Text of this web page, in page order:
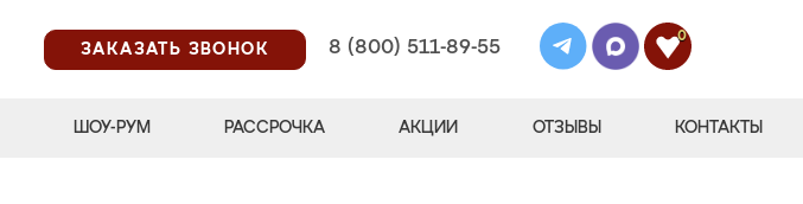
ЗАКАЗАТЬ ЗВОНОК
8 (800) 511-89-55
0
ШОУ-РУМ РАССРОЧКА АКЦИИ ОТЗЫВЫ КОНТАКТЫ